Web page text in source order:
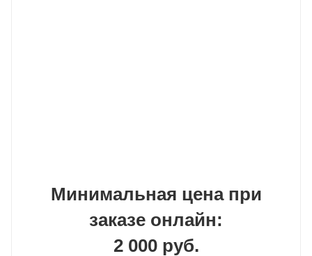
Минимальная цена при
заказе онлайн:
2 000 руб.